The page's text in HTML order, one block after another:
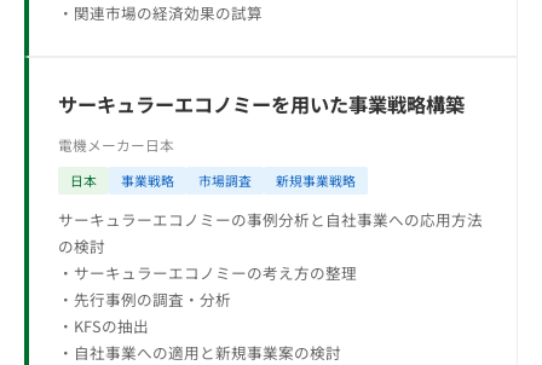
・関連市場の経済効果の試算
サーキュラーエコノミーを用いた事業戦略構築
電機メーカー日本
日本 事業戦略 市場調査 新規事業戦略
サーキュラーエコノミーの事例分析と自社事業への応用方法
の検討
・サーキュラーエコノミーの考え方の整理
・先行事例の調査・分析
・KFSの抽出
・自社事業への適用と新規事業案の検討